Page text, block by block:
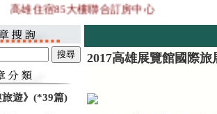
高雄住宿85大樓聯合訂房中心
旅遊》(*39篇)
2017高雄展覽館國際旅